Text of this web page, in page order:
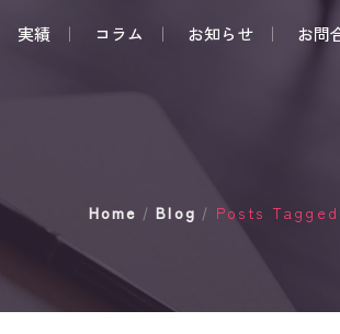
実績 コラム お知らせ お問
Home / Blog / Posts